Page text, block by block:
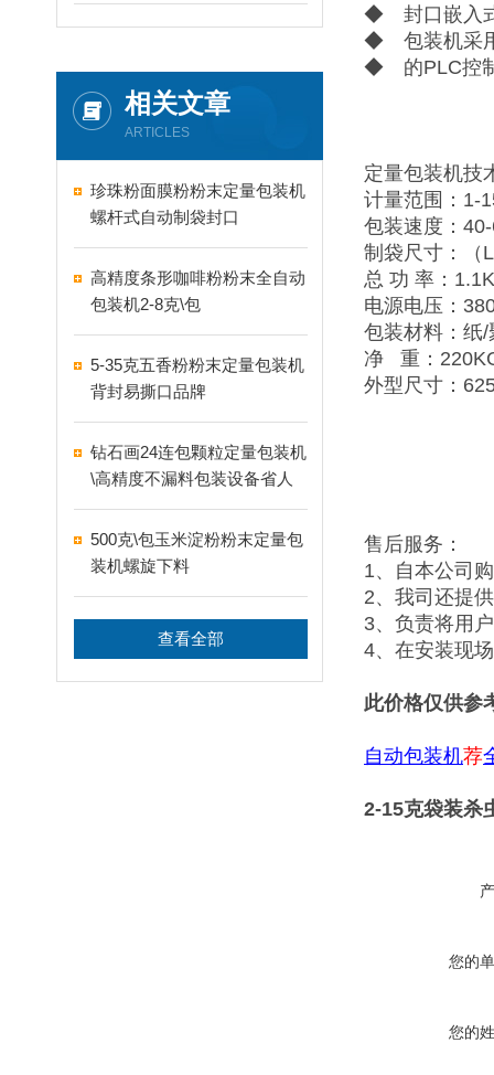
相关文章
ARTICLES
珍珠粉面膜粉粉末定量包装机
螺杆式自动制袋封口
高精度条形咖啡粉粉末全自动
包装机2-8克\包
5-35克五香粉粉末定量包装机
背封易撕口品牌
钻石画24连包颗粒定量包装机
\高精度不漏料包装设备省人
工
500克\包玉米淀粉粉末定量包
装机螺旋下料
查看全部
◆ 封口嵌入式
◆ 包装机采用
◆ 的PLC控制
定量包装机技
计量范围：1-
包装速度：
制袋尺寸：（
总 功 率：
电源电压：
包装材料：纸
净 重：
外型尺寸：
售后服务：
1、自本公司
2、我司还提
3、负责将用
4、在安装现
此价格仅供参
自动包装机荐
2-15克袋装杀
您的
您的